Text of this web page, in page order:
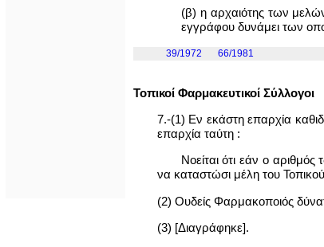
(β) η αρχαιότης των
εγγράφου δυνάμει των
39/1972 66/1981
Τοπικοί Φαρμακευτικοί Σύλλογοι
7.-(1) Εν εκάστη επαρχία
επαρχία ταύτη :
Νοείται ότι εάν ο
να καταστώσι μέλη του
(2) Ουδείς Φαρμακοποιός
(3) [Διαγράφηκε].